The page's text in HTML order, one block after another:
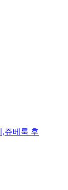
,쥬베룩 후